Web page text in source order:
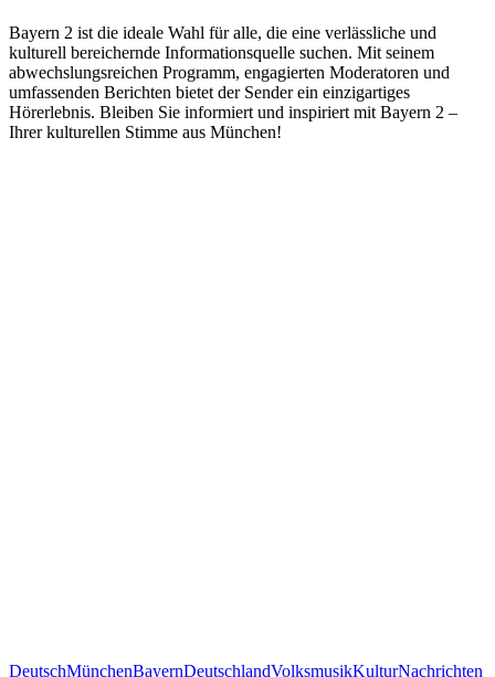
Bayern 2 ist die ideale Wahl für alle, die eine verlässliche und
kulturell bereichernde Informationsquelle suchen. Mit seinem
abwechslungsreichen Programm, engagierten Moderatoren und
umfassenden Berichten bietet der Sender ein einzigartiges
Hörerlebnis. Bleiben Sie informiert und inspiriert mit Bayern 2 –
Ihrer kulturellen Stimme aus München!
DeutschMünchenBayernDeutschlandVolksmusikKulturNachrichten